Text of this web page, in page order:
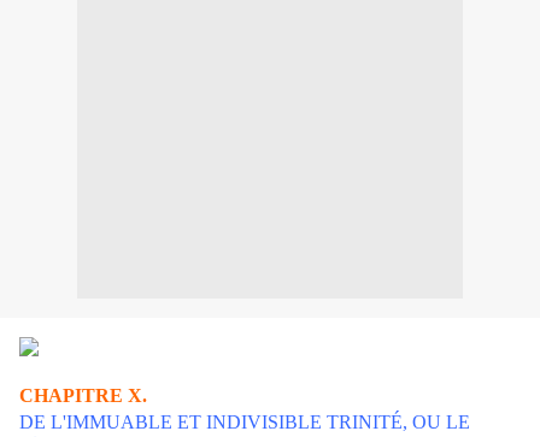
CHAPITRE X.
DE L'IMMUABLE ET INDIVISIBLE TRINITÉ, OU LE